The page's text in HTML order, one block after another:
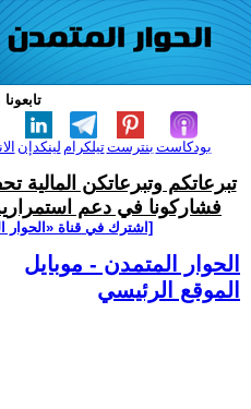
لينكدإن تيلكرامبنترست بودكاست
تبرعاتكم وتبرعاتكن المالية
فشاركونا في دعم
[اشترك في قناة ‫«الحوار
الحوار المتمدن - موبايل
الموقع الرئيسي